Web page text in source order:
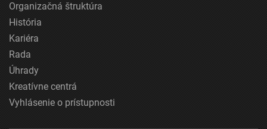
Organizačná štruktúra
História
Kariéra
Rada
Úhrady
Kreatívne centrá
Vyhlásenie o prístupnosti